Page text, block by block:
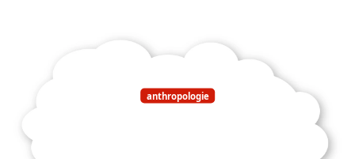
anthropologie